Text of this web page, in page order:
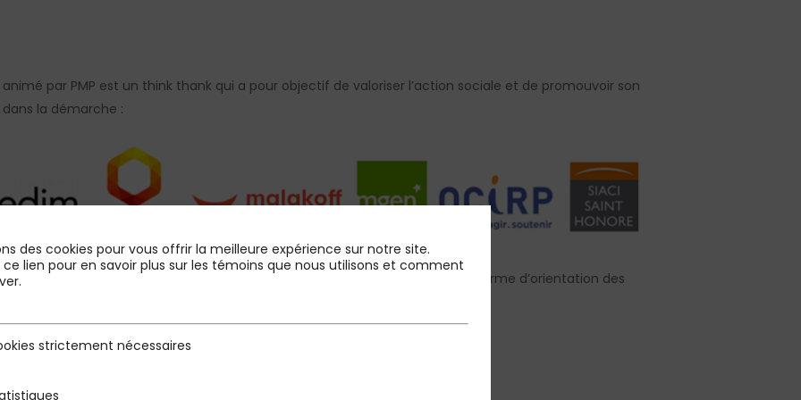
par PMP est un think thank qui a pour objectif de valoriser l’action sociale et de promouvoir son
la démarche :
espace d’information sur l’action sociale, il a vocation à devenir une plateforme d’orientation des
existants.
sociales.fr/
des cookies pour vous offrir la meilleure expérience sur notre site.
ce lien pour en savoir plus sur les témoins que nous utilisons et comment
nécessaires
strictement nécessaires